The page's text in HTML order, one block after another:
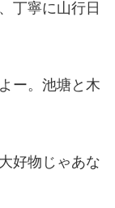
丁寧に山行日
ー。池塘と木
好物じゃあな